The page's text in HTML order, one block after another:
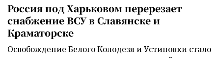
Россия под Харьковом перерезает
снабжение ВСУ в Славянске и
Краматорске
Освобождение Белого Колодезя и Устиновки стало